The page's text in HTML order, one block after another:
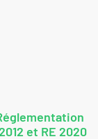
et RE 2020